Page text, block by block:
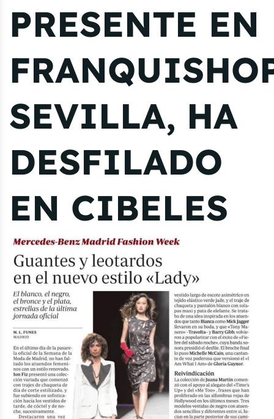
PRESENTE EN
SEVILLA, HA
DESFILADO
EN CIBELES